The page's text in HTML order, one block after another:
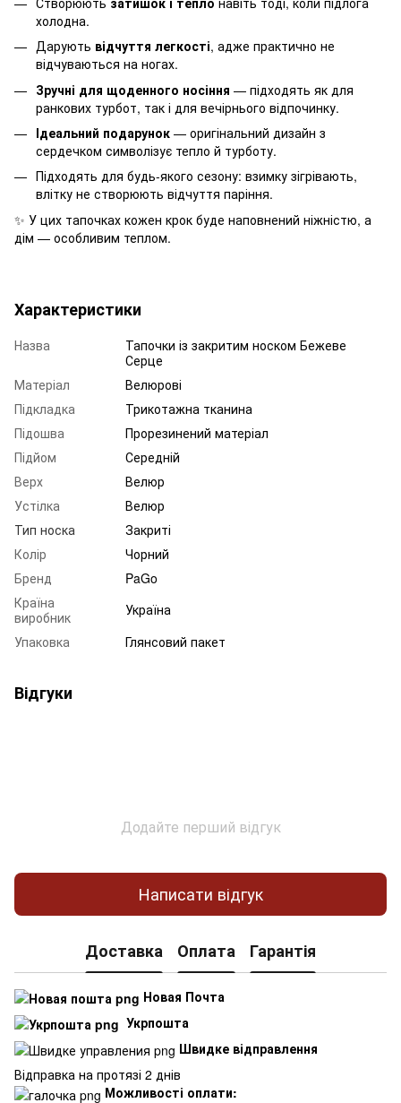
холодна.
Дарують відчуття легкості, адже практично не
відчуваються на ногах.
Зручні для щоденного носіння — підходять як для
ранкових турбот, так і для вечірнього відпочинку.
Ідеальний подарунок — оригінальний дизайн з
сердечком символізує тепло й турботу.
Підходять для будь-якого сезону: взимку зігрівають,
влітку не створюють відчуття паріння.
✨ У цих тапочках кожен крок буде наповнений ніжністю, а
дім — особливим теплом.
Характеристики
Назва
Тапочки із закритим носком Бежеве
Серце
Матеріал
Велюрові
Підкладка
Трикотажна тканина
Підошва
Прорезинений матеріал
Підйом
Середній
Верх
Велюр
Устілка
Велюр
Тип носка
Закриті
Колір
Чорний
Бренд
PaGo
Країна
виробник
Україна
Упаковка
Глянсовий пакет
Відгуки
Додайте перший відгук
Написати відгук
Доставка Оплата Гарантія
Новая Почта
Укрпошта
Швидке відправлення
Відправка на протязі 2 днів
Можливості оплати: